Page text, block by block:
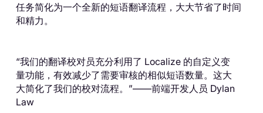
任务简化为一个全新的短语翻译流程，大大节省了时间
和精力。
“我们的翻译校对员充分利用了 Localize 的自定义变
量功能，有效减少了需要审核的相似短语数量。这大
大简化了我们的校对流程。”——前端开发人员 Dylan
Law